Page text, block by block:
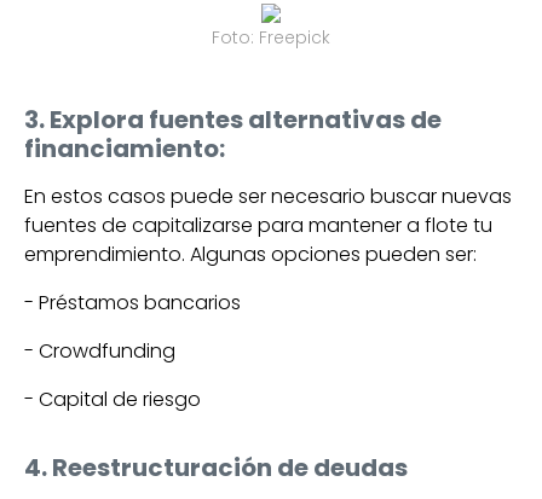
Foto: Freepick
3. Explora fuentes alternativas de
financiamiento:
En estos casos puede ser necesario buscar nuevas
fuentes de capitalizarse para mantener a flote tu
emprendimiento. Algunas opciones pueden ser:
- Préstamos bancarios
- Crowdfunding
- Capital de riesgo
4. Reestructuración de deudas